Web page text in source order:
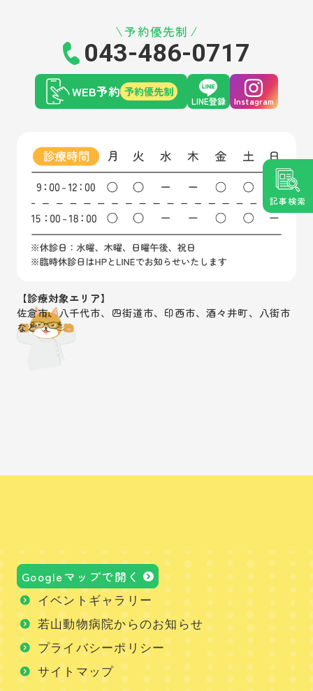
記事検索
予約優先制
043-486-0717
WEB予約 予約優先制
LINE登録 Instagram
【診療対象エリア】
佐倉市、八千代市、四街道市、印西市、酒々井町、八街市
など
Googleマップで開く
イベントギャラリー
若山動物病院からのお知らせ
プライバシーポリシー
サイトマップ